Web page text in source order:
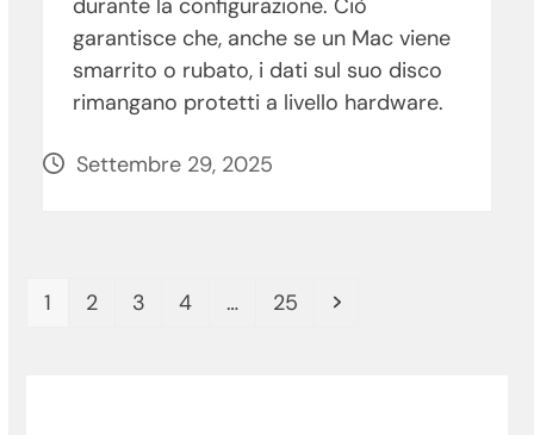
durante la configurazione. Ciò
garantisce che, anche se un Mac viene
smarrito o rubato, i dati sul suo disco
rimangano protetti a livello hardware.
Settembre 29, 2025
Pagina
1 Pagina
2 Pagina
3 Pagina
4 … Pagina
25 Successivo